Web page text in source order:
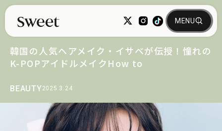
BEAUTY2025.3.24
韓国の人気ヘアメイク・イサベが伝授！憧れの
K-POPアイドルメイクHow to